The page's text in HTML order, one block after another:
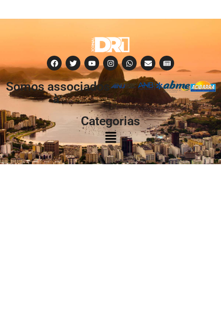
Somos associados
à:
Categorias